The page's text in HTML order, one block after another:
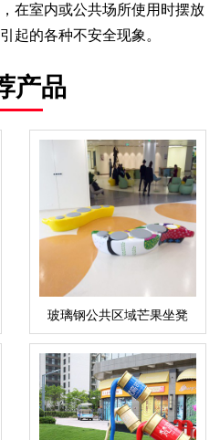
在室内或公共场所使用时摆放
起的各种不安全现象。
产品
玻璃钢公共区域芒果坐凳